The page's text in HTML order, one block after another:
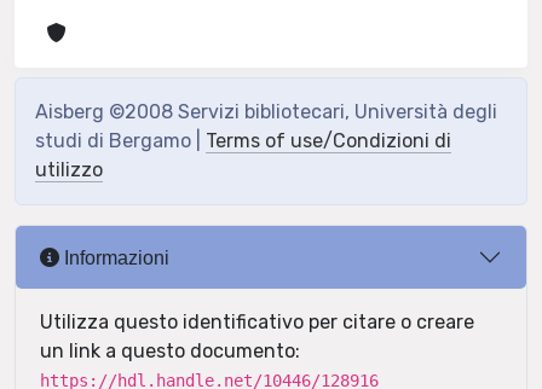
Aisberg ©2008 Servizi bibliotecari, Università degli
studi di Bergamo | Terms of use/Condizioni di
utilizzo
Informazioni
Utilizza questo identificativo per citare o creare
un link a questo documento:
https://hdl.handle.net/10446/128916